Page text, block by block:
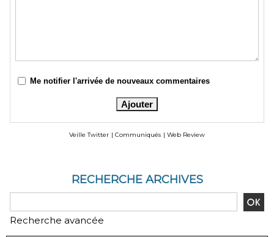
Me notifier l'arrivée de nouveaux commentaires
Veille Twitter | Communiqués | Web Review
RECHERCHE ARCHIVES
Recherche avancée